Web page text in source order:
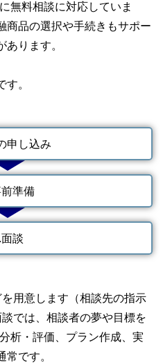
無料相談に対応していま
商品の選択や手続きもサポー
あります。
す。
申し込み
準備
談
用意します（相談先の指示
では、相談者の夢や目標を
析・評価、プラン作成、実
常です。